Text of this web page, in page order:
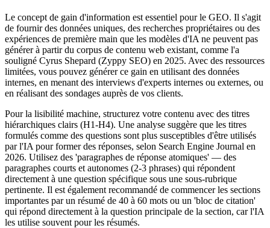
Le concept de gain d'information est essentiel pour le GEO. Il s'agit
de fournir des données uniques, des recherches propriétaires ou des
expériences de première main que les modèles d'IA ne peuvent pas
générer à partir du corpus de contenu web existant, comme l'a
souligné Cyrus Shepard (Zyppy SEO) en 2025. Avec des ressources
limitées, vous pouvez générer ce gain en utilisant des données
internes, en menant des interviews d'experts internes ou externes, ou
en réalisant des sondages auprès de vos clients.
Pour la lisibilité machine, structurez votre contenu avec des titres
hiérarchiques clairs (H1-H4). Une analyse suggère que les titres
formulés comme des questions sont plus susceptibles d'être utilisés
par l'IA pour former des réponses, selon Search Engine Journal en
2026. Utilisez des 'paragraphes de réponse atomiques' — des
paragraphes courts et autonomes (2-3 phrases) qui répondent
directement à une question spécifique sous une sous-rubrique
pertinente. Il est également recommandé de commencer les sections
importantes par un résumé de 40 à 60 mots ou un 'bloc de citation'
qui répond directement à la question principale de la section, car l'IA
les utilise souvent pour les résumés.